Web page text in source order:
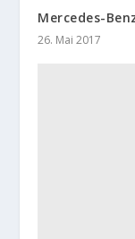
Mercedes-
26. Mai 2017